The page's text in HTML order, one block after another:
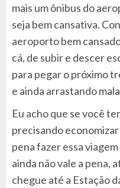
mais um ônibus do
seja bem cansativa.
aeroporto bem
cá, de subir e descer
para pegar o próximo
e ainda arrastando
Eu acho que se você
precisando
pena fazer essa
ainda não vale a pena,
chegue até a Estação